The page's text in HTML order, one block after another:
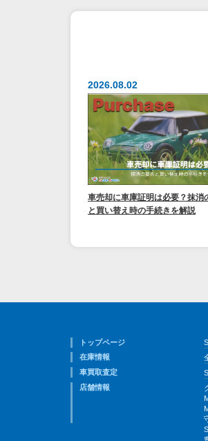
2026.08.02
車売却に車庫証明は必要？抹消
と買い替え時の手続きを解説
トップページ
在庫情報
車買取査定
店舗情報